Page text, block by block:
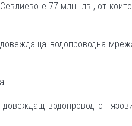
е 77 млн. лв., от
водопроводна
водопровод от